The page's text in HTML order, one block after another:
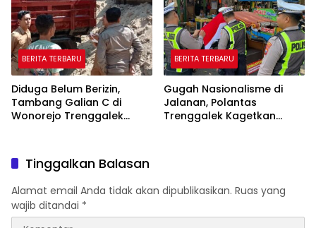
BERITA TERBARU
Diduga Belum Berizin,
Tambang Galian C di
Wonorejo Trenggalek
BERITA TERBARU
Gugah Nasionalisme di
Jalanan, Polantas
Trenggalek Kagetkan
Tinggalkan Balasan
Alamat email Anda tidak akan dipublikasikan. Ruas yang
wajib ditandai *